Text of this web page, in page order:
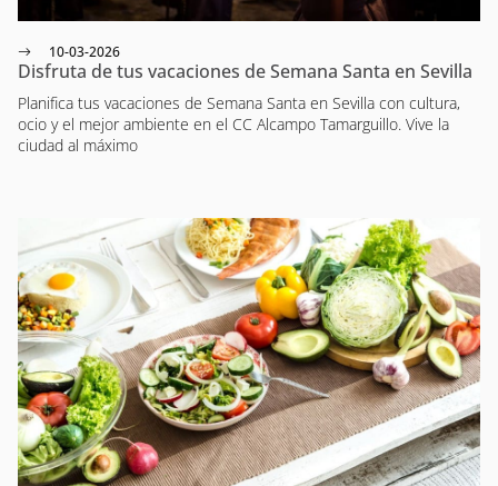
10-03-2026
Disfruta de tus vacaciones de Semana Santa en Sevilla
Planifica tus vacaciones de Semana Santa en Sevilla con cultura,
ocio y el mejor ambiente en el CC Alcampo Tamarguillo. Vive la
ciudad al máximo